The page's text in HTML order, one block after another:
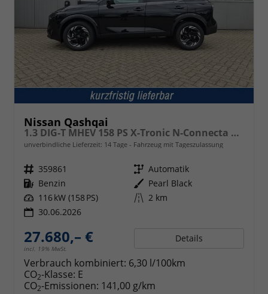
Nissan Qashqai
1.3 DIG-T MHEV 158 PS X-Tronic N-Connecta Teil-Leder PanoGlasdach Klimaautomatik Sitzheizung Lenkradheizung Navi ACC PDC v+h 360°Kamera DAB Bluetooth Touchscreen Apple CarPlay Android Auto 18"LM
unverbindliche Lieferzeit: 14 Tage Fahrzeug mit Tageszulassung
Fahrzeugnr. 359861 Getriebe Automatik
Kraftstoff Benzin Außenfarbe Pearl Black
Leistung 116 kW (158 PS) Kilometerstand 2 km
30.06.2026
27.680,– €
incl. 19% MwSt.
Details
Verbrauch kombiniert: 6,30 l/100km
CO2-Klasse: E
CO2-Emissionen: 141,00 g/km